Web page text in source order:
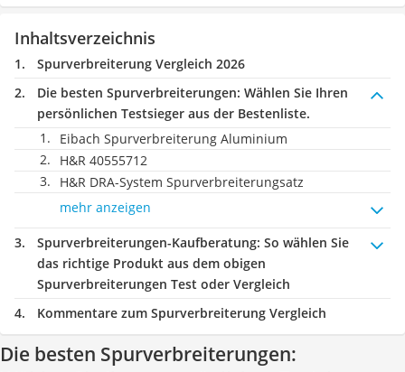
Inhaltsverzeichnis
Spurverbreiterung Vergleich 2026
Die besten Spurverbreiterungen: Wählen Sie Ihren
persönlichen Testsieger aus der Bestenliste.
Eibach Spurverbreiterung Aluminium
H&R 40555712
H&R DRA-System Spurverbreiterungsatz
mehr anzeigen
Spurverbreiterungen-Kaufberatung: So wählen Sie
das richtige Produkt aus dem obigen
Spurverbreiterungen Test oder Vergleich
Kommentare zum Spurverbreiterung Vergleich
Die besten Spurverbreiterungen: